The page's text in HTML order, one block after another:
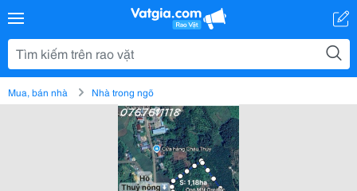
Mua, bán nhà Nhà trong ngõ